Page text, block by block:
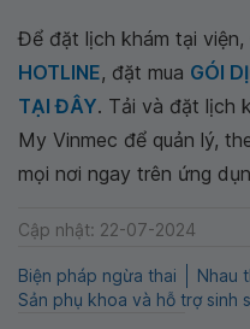
Để đặt lịch khám tại viện,
HOTLINE, đặt mua GÓI
TẠI ĐÂY. Tải và đặt lịch
My Vinmec để quản lý,
mọi nơi ngay trên ứng
Cập nhật: 22-07-2024
Biện pháp ngừa thai Nhau
Sản phụ khoa và hỗ trợ sinh